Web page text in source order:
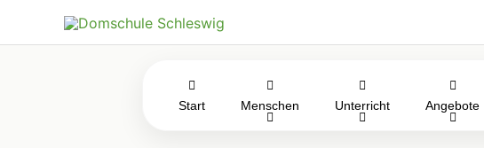
Start Menschen Unterricht Angebote